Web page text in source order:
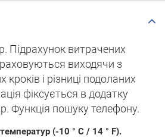
Підрахунок витрачених
виходячи з
кроків і різниці подоланих
фіксується в додатку
Функція пошуку телефону.
(-10 ° C / 14 ° F).